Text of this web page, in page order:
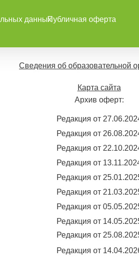
данныхПубличная оферта
Сведения об образовательной
Карта сайта
Архив оферт:
Редакция от
Редакция от
Редакция от
Редакция от
Редакция от
Редакция от
Редакция от
Редакция от
Редакция от
Редакция от